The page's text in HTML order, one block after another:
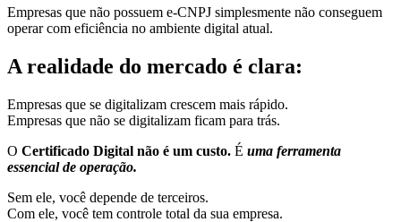
Empresas que não possuem e-CNPJ simplesmente não conseguem
operar com eficiência no ambiente digital atual.
A realidade do mercado é clara:
Empresas que se digitalizam crescem mais rápido.
Empresas que não se digitalizam ficam para trás.
O Certificado Digital não é um custo. É uma ferramenta
essencial de operação.
Sem ele, você depende de terceiros.
Com ele, você tem controle total da sua empresa.